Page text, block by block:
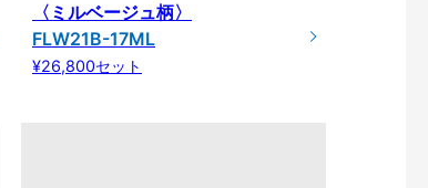
〈ミルベージュ柄〉
FLW21B-17ML
¥26,800セット